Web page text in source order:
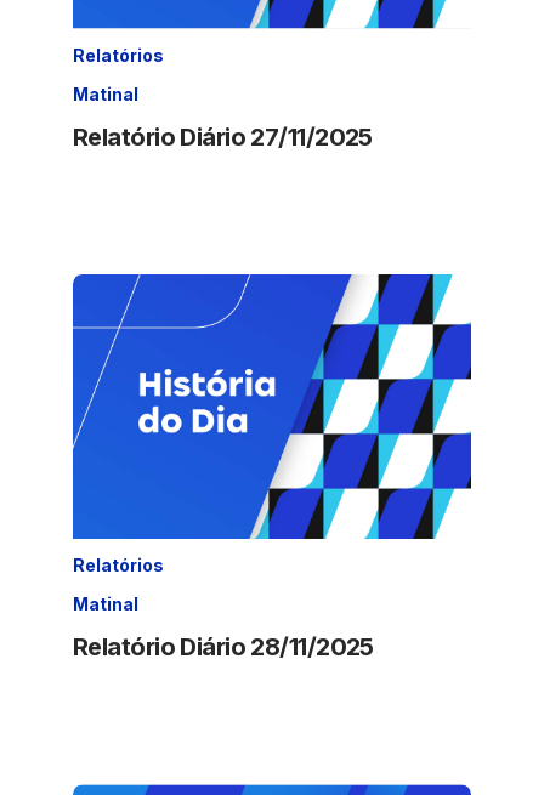
Relatórios
Matinal
Relatório Diário 27/11/2025
Relatórios
Matinal
Relatório Diário 28/11/2025